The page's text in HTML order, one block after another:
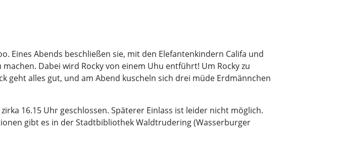
Eines Abends beschließen sie, mit den Elefantenkindern Califa und
Dabei wird Rocky von einem Uhu entführt! Um Rocky zu
geht alles gut, und am Abend kuscheln sich drei müde Erdmännchen
16.15 Uhr geschlossen. Späterer Einlass ist leider nicht möglich.
gibt es in der Stadtbibliothek Waldtrudering (Wasserburger